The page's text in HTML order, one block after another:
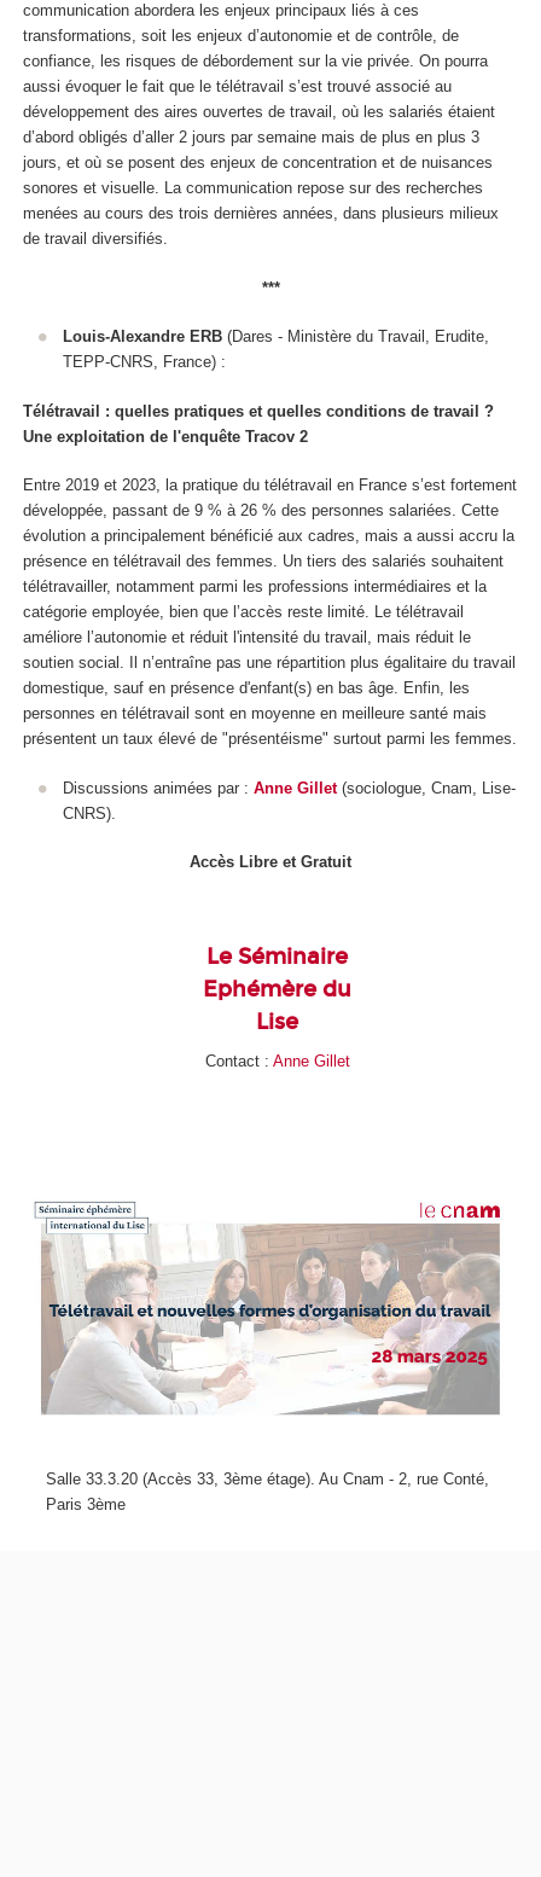
communication abordera les enjeux principaux liés à ces
transformations, soit les enjeux d’autonomie et de contrôle, de
confiance, les risques de débordement sur la vie privée. On pourra
aussi évoquer le fait que le télétravail s’est trouvé associé au
développement des aires ouvertes de travail, où les salariés étaient
d’abord obligés d’aller 2 jours par semaine mais de plus en plus 3
jours, et où se posent des enjeux de concentration et de nuisances
sonores et visuelle. La communication repose sur des recherches
menées au cours des trois dernières années, dans plusieurs milieux
de travail diversifiés.
***
Louis-Alexandre ERB(Dares - Ministère du Travail, Erudite,
TEPP-CNRS, France) :
Télétravail : quelles pratiques et quelles conditions de travail ?
Une exploitation de l'enquête Tracov 2
Entre 2019 et 2023, la pratique du télétravail en France s’est fortement
développée, passant de 9 % à 26 % des personnes salariées. Cette
évolution a principalement bénéficié aux cadres, mais a aussi accru la
présence en télétravail des femmes. Un tiers des salariés souhaitent
télétravailler, notamment parmi les professions intermédiaires et la
catégorie employée, bien que l’accès reste limité. Le télétravail
améliore l’autonomie et réduit l'intensité du travail, mais réduit le
soutien social. Il n’entraîne pas une répartition plus égalitaire du travail
domestique, sauf en présence d'enfant(s) en bas âge. Enfin, les
personnes en télétravail sont en moyenne en meilleure santé mais
présentent un taux élevé de "présentéisme" surtout parmi les femmes.
Discussions animées par : Anne Gillet(sociologue, Cnam, Lise-
CNRS).
Accès Libre et Gratuit
Le Séminaire
Ephémère du
Lise
Contact : Anne Gillet
Salle 33.3.20 (Accès 33, 3ème étage). Au Cnam - 2, rue Conté,
Paris 3ème